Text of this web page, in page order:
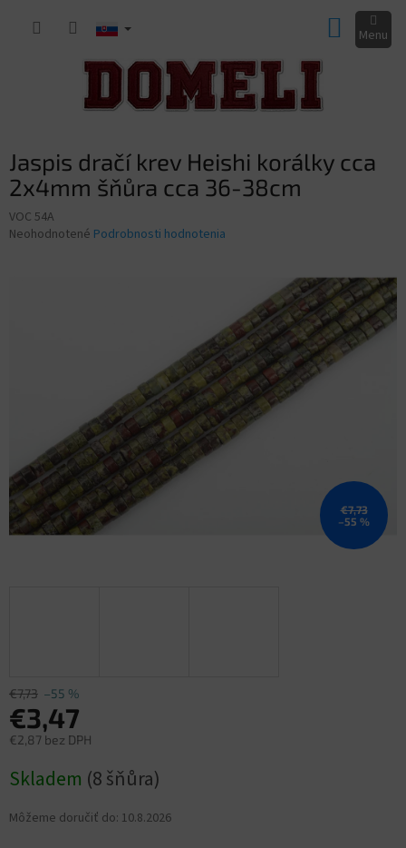
KOŠÍK
Jaspis dračí krev Heishi korálky cca
2x4mm šňůra cca 36-38cm
VOC 54A
Priemerné
Neohodnotené Podrobnosti hodnotenia
€7,73
–55 %
€7,73 –55 %
€3,47
€2,87 bez DPH
cena:
Skladem (8 šňůra)
Môžeme doručiť do: 10.8.2026